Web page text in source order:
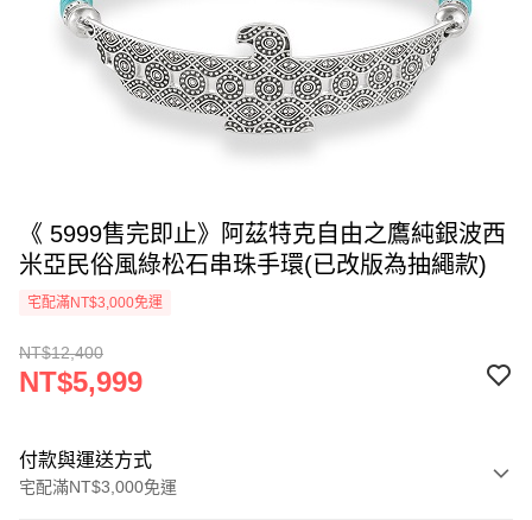
《 5999售完即止》阿茲特克自由之鷹純銀波西
米亞民俗風綠松石串珠手環(已改版為抽繩款)
宅配滿NT$3,000免運
NT$12,400
NT$5,999
付款與運送方式
宅配滿NT$3,000免運